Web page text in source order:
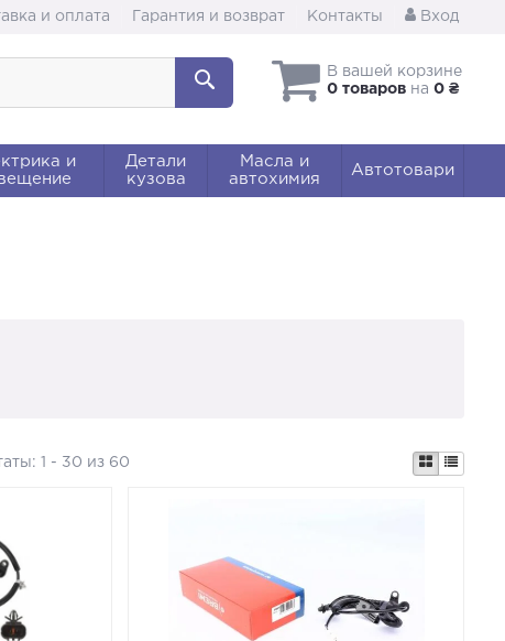
и оплата Гарантия и возврат Контакты Вход
В вашей корзине
0 товаров на 0 ₴
и
Детали
кузова
Масла и
автохимия
Автотовари
1 - 30 из 60